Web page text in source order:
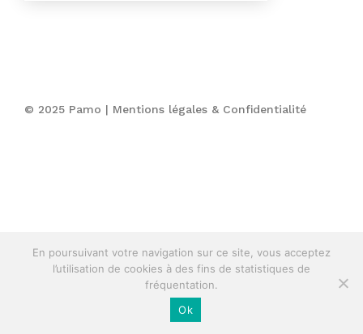
© 2025 Pamo | Mentions légales & Confidentialité
En poursuivant votre navigation sur ce site, vous acceptez
l’utilisation de cookies à des fins de statistiques de
fréquentation.
Ok